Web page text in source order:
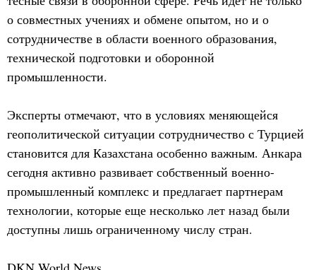
о совместных учениях и обмене опытом, но и о
сотрудничестве в области военного образования,
технической подготовки и оборонной
промышленности.
Эксперты отмечают, что в условиях меняющейся
геополитической ситуации сотрудничество с Турцией
становится для Казахстана особенно важным. Анкара
сегодня активно развивает собственный военно-
промышленный комплекс и предлагает партнерам
технологии, которые еще несколько лет назад были
доступны лишь ограниченному числу стран.